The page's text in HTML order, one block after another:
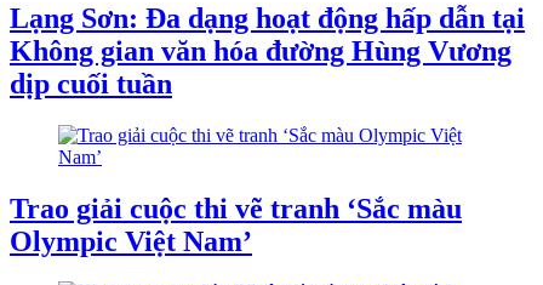
Lạng Sơn: Đa dạng hoạt động hấp dẫn tại
Không gian văn hóa đường Hùng Vương
dịp cuối tuần
Trao giải cuộc thi vẽ tranh ‘Sắc màu
Olympic Việt Nam’